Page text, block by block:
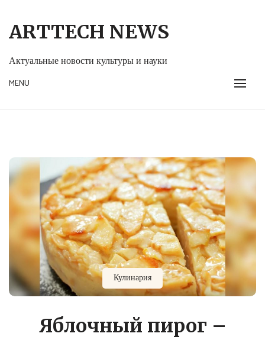
content
ARTTECH NEWS
Актуальные новости культуры и науки
MENU
Кулинария
Яблочный пирог –